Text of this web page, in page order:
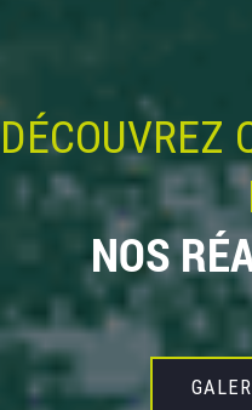
DÉCOUVREZ
NOS